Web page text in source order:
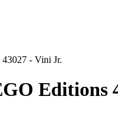
- Vini Jr.
Editions